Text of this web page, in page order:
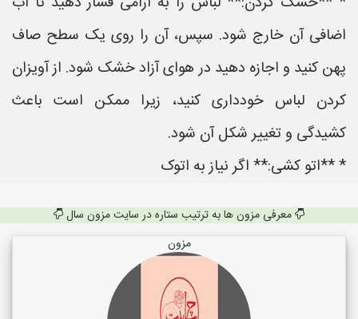
اضافی آن خارج شود. سپس، آن را روی یک سطح صاف
پهن کنید و اجازه دهید در هوای آزاد خشک شود. از آویزان
کردن لباس خودداری کنید، زیرا ممکن است باعث
کشیدگی و تغییر شکل آن شود.
* **اتو کشی:** اگر نیاز به اتوک
معرفی مزون ها به ترتیب ستاره در سایت مزون سال
مزون